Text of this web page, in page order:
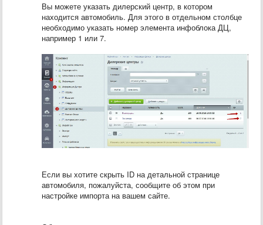
Вы можете указать дилерский центр, в котором
находится автомобиль. Для этого в отдельном столбце
необходимо указать номер элемента инфоблока ДЦ,
например 1 или 7.
Если вы хотите скрыть ID на детальной странице
автомобиля, пожалуйста, сообщите об этом при
настройке импорта на вашем сайте.